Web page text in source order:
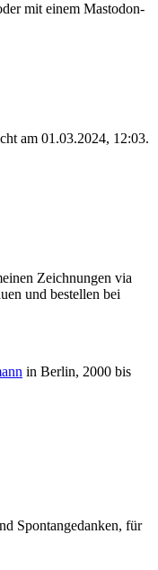
mit einem Mastodon-
am 01.03.2024, 12:03.
Zeichnungen via
und bestellen bei
in Berlin, 2000 bis
Spontangedanken, für